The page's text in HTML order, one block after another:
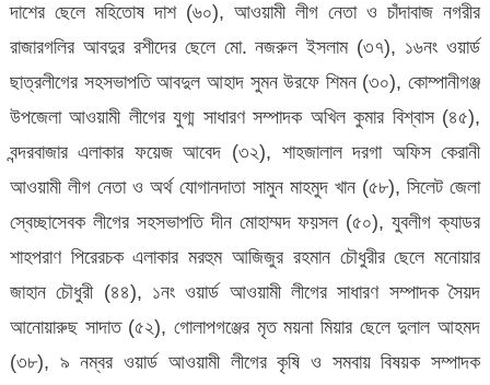
দাশের ছেলে মহিতোষ দাশ (৬০), আওয়ামী লীগ নেতা ও চাঁদাবাজ নগরীর
রাজারগলির আবদুর রশীদের ছেলে মো. নজরুল ইসলাম (৩৭), ১৬নং ওয়ার্ড
ছাত্রলীগের সহসভাপতি আবদুল আহাদ সুমন উরফে শিমন (৩০), কোম্পানীগঞ্জ
উপজেলা আওয়ামী লীগের যুগ্ম সাধারণ সম্পাদক অখিল কুমার বিশ্বাস (৪৫),
বন্দরবাজার এলাকার ফয়েজ আবেদ (৩২), শাহজালাল দরগা অফিস কেরানী
আওয়ামী লীগ নেতা ও অর্থ যোগানদাতা সামুন মাহমুদ খান (৫৮), সিলেট জেলা
স্বেচ্ছাসেবক লীগের সহসভাপতি দীন মোহাম্মদ ফয়সল (৫০), যুবলীগ ক্যাডর
শাহপরাণ পিরেরচক এলাকার মরহুম আজিজুর রহমান চৌধুরীর ছেলে মনোয়ার
জাহান চৌধুরী (৪৪), ১নং ওয়ার্ড আওয়ামী লীগের সাধারণ সম্পাদক সৈয়দ
আনোয়ারুছ সাদাত (৫২), গোলাপগঞ্জের মৃত ময়না মিয়ার ছেলে দুলাল আহমদ
(৩৮), ৯ নম্বর ওয়ার্ড আওয়ামী লীগের কৃষি ও সমবায় বিষয়ক সম্পাদক